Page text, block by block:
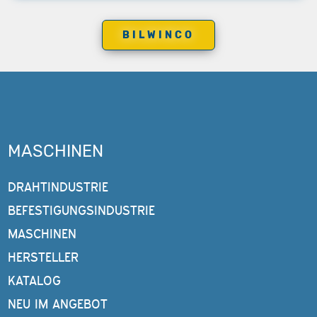
BILWINCO
MASCHINEN
DRAHTINDUSTRIE
BEFESTIGUNGSINDUSTRIE
MASCHINEN
HERSTELLER
KATALOG
NEU IM ANGEBOT